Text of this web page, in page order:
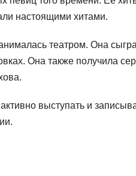
настоящими хитами.
театром. Она
Она также получила
выступать и